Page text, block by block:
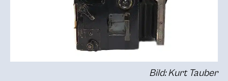
Bild: Kurt Tauber